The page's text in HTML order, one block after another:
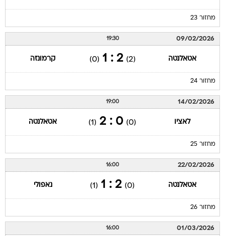
מחזור 23
09/02/2026
19:30
אטאלנטה (2)
2 : 1
(0) קרמונזה
מחזור 24
14/02/2026
19:00
לאציו (0)
0 : 2
(1) אטאלנטה
מחזור 25
22/02/2026
16:00
אטאלנטה (0)
2 : 1
(1) נאפולי
מחזור 26
01/03/2026
16:00